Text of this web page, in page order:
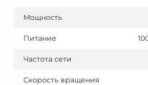
Мощность
Питание
Частота сети
Скорость вращения